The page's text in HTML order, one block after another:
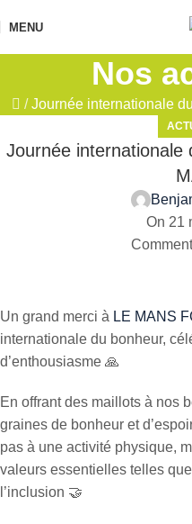
MENU
Nos
/Journée internationale
Journée internationale
On 21
Un grand merci à LE MANS
internationale du bonheur,
d’enthousiasme 🙏
En offrant des maillots à nos
graines de bonheur et
pas à une activité physique,
valeurs essentielles telles
l’inclusion 🤝